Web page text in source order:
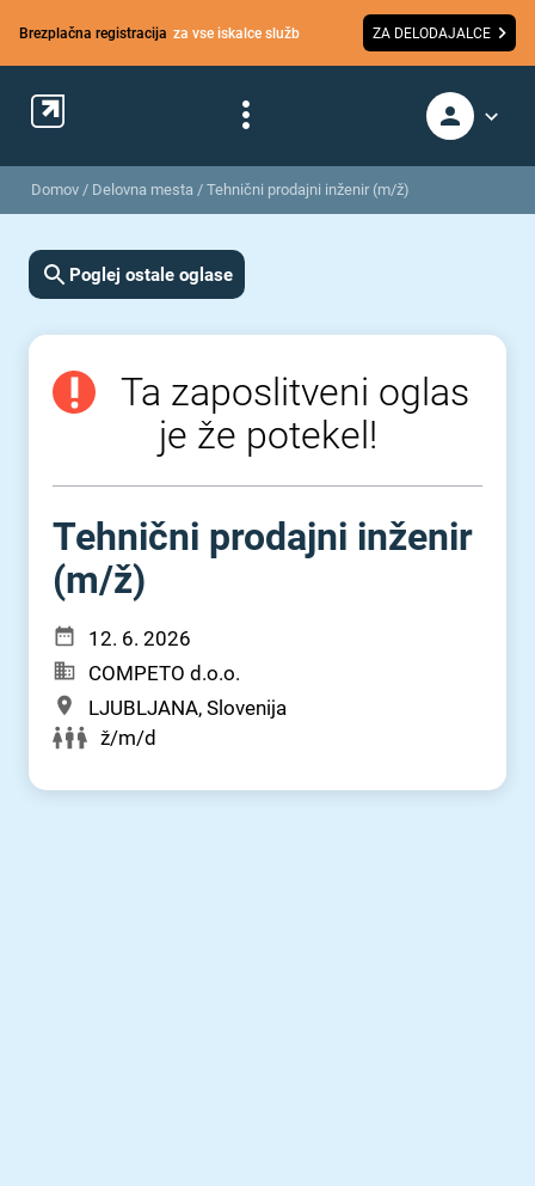
Brezplačna registracija za vse iskalce služb ZA DELODAJALCE
Domov / Delovna mesta / Tehnični prodajni inženir (m/ž)
Poglej ostale oglase
Ta zaposlitveni oglas
je že potekel!
Tehnični prodajni inženir
(m⁠/⁠ž)
12. 6. 2026
COMPETO d.o.o.
LJUBLJANA, Slovenija
ž/m/d